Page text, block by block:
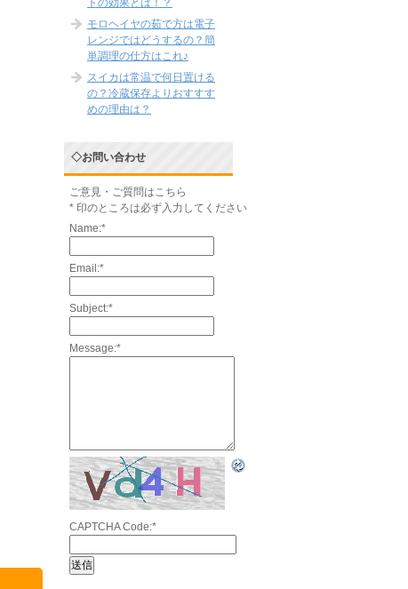
トの効果とは！？
モロヘイヤの茹で方は電子
レンジではどうするの？簡
単調理の仕方はこれ♪
スイカは常温で何日置ける
の？冷蔵保存よりおすすす
めの理由は？
◇お問い合わせ
ご意見・ご質問はこちら
* 印のところは必ず入力してください
Name:*
Email:*
Subject:*
Message:*
CAPTCHA Code:*